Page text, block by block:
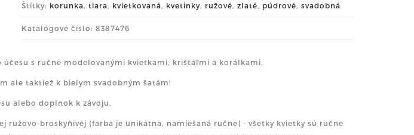
Štítky: korunka, tiara, kvietkovaná, kvetinky, ružové, zlaté, púdrové, svadobná
Katalógové číslo: 8387476
s ručne modelovanými kvietkami, krištáľmi a korálkami.
ale taktiež k bielym svadobným šatám!
alebo doplnok k závoju.
ružovo-broskyňivej (farba je unikátna, namiešaná ručne) - všetky kvietky sú ručne